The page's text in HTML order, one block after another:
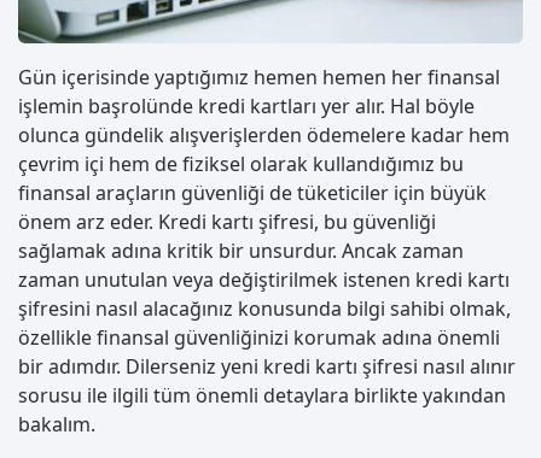
Gün içerisinde yaptığımız hemen hemen her finansal
işlemin başrolünde kredi kartları yer alır. Hal böyle
olunca gündelik alışverişlerden ödemelere kadar hem
çevrim içi hem de fiziksel olarak kullandığımız bu
finansal araçların güvenliği de tüketiciler için büyük
önem arz eder. Kredi kartı şifresi, bu güvenliği
sağlamak adına kritik bir unsurdur. Ancak zaman
zaman unutulan veya değiştirilmek istenen kredi kartı
şifresini nasıl alacağınız konusunda bilgi sahibi olmak,
özellikle finansal güvenliğinizi korumak adına önemli
bir adımdır. Dilerseniz yeni kredi kartı şifresi nasıl alınır
sorusu ile ilgili tüm önemli detaylara birlikte yakından
bakalım.